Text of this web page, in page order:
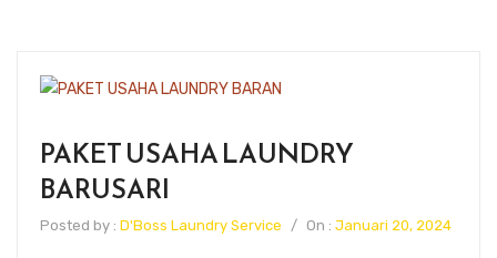
PAKET USAHA LAUNDRY
BARUSARI
Posted by : D'Boss Laundry Service / On : Januari 20, 2024